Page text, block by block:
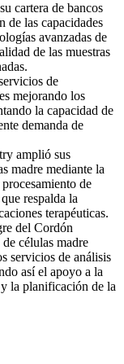
cartera de bancos
de las capacidades
avanzadas de
de las muestras
de
mejorando los
la capacidad de
demanda de
amplió sus
madre mediante la
de
respalda la
terapéuticas.
del Cordón
células madre
servicios de análisis
así el apoyo a la
la planificación de la